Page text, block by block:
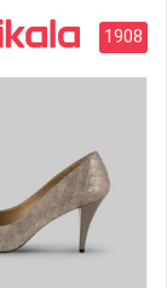
1908